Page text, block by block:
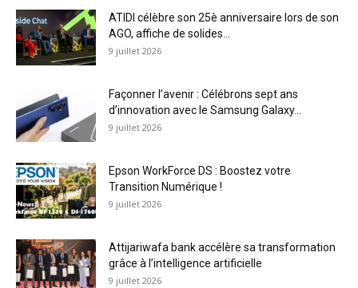
ATIDI célèbre son 25è anniversaire lors de son
AGO, affiche de solides...
9 juillet 2026
Façonner l’avenir : Célébrons sept ans
d’innovation avec le Samsung Galaxy...
9 juillet 2026
Epson WorkForce DS : Boostez votre
Transition Numérique !
9 juillet 2026
Attijariwafa bank accélère sa transformation
grâce à l’intelligence artificielle
9 juillet 2026